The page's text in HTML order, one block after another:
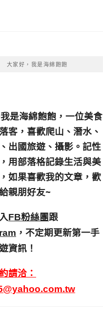
大家好，我是海綿飽飽
是海綿飽飽，一位美食
客， 喜歡爬山、潛水、
出國旅遊、攝影。 記性
用部落格記錄生活與美
如果喜歡我的文章，歡
親朋好友~
FB粉絲團跟
，不定期更新第一手
資訊！
請洽：